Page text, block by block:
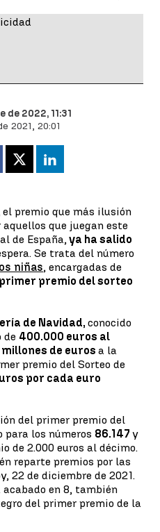
de 2022, 11:31
2021, 20:01
X Linkedin
el premio que más ilusión
que juegan este
de España, ya ha salido
Se trata del número
niñas, encargadas de
primer premio del sorteo
de Navidad, conocido
de 400.000 euros al
millones de euros a la
premio del Sorteo de
por cada euro
del primer premio del
para los números 86.147 y
de 2.000 euros al décimo.
reparte premios por las
22 de diciembre de 2021.
en 8, también
del primer premio de la